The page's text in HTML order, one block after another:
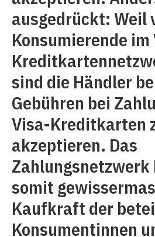
ausgedrückt: Weil
Konsumierende im
sind die Händler
Gebühren bei
Visa-Kreditkarten
akzeptieren. Das
somit
Kaufkraft der
Konsumentinnen